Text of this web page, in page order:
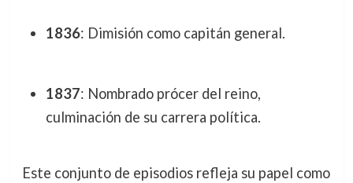
1836: Dimisión como capitán general.
1837: Nombrado prócer del reino,
culminación de su carrera política.
Este conjunto de episodios refleja su papel como